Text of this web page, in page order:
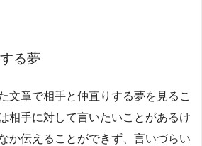
る夢
文章で相手と仲直りする夢を見るこ
相手に対して言いたいことがあるけ
か伝えることができず、言いづらい